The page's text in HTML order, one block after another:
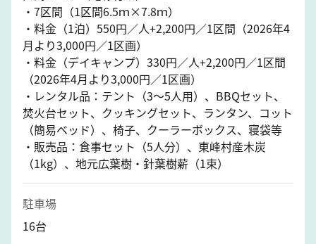
・7区間（1区間6.5ｍ×7.8ｍ）
・料金（1泊）550円／人+2,200円／1区間（2026年4
月より3,000円／1区画）
・料金（デイキャンプ）330円／人+2,200円／1区間
（2026年4月より3,000円／1区画）
・レンタル品：テント（3～5人用）、BBQセット、
焚火台セット、クッキングセット、ランタン、コット
（簡易ベッド）、椅子、クーラーボックス、寝袋等
・販売品：食事セット（5人分）、東峰村産木炭
（1kg）、地元広葉樹・針葉樹薪（1束）
駐車場
16台